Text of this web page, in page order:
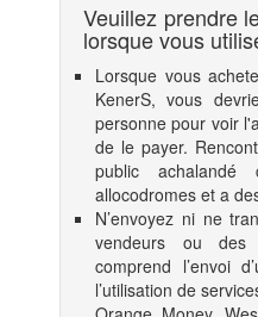
Veuillez prendre
lorsque vous
Lorsque vous
KenerS, vous
personne pour voir
de le payer.
public achalandé
allocodromes et a
N’envoyez ni ne
vendeurs ou des
comprend l’envoi
l’utilisation de